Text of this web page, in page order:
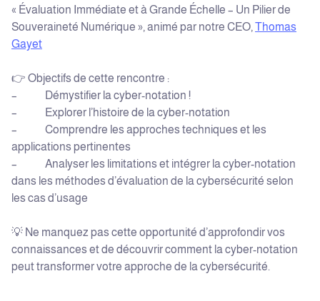
« Évaluation Immédiate et à Grande Échelle – Un Pilier de
Souveraineté Numérique », animé par notre CEO,Thomas
Gayet
👉 Objectifs de cette rencontre :
– Démystifier la cyber-notation !
– Explorer l’histoire de la cyber-notation
– Comprendre les approches techniques et les
applications pertinentes
– Analyser les limitations et intégrer la cyber-notation
dans les méthodes d’évaluation de la cybersécurité selon
les cas d’usage
💡 Ne manquez pas cette opportunité d’approfondir vos
connaissances et de découvrir comment la cyber-notation
peut transformer votre approche de la cybersécurité.